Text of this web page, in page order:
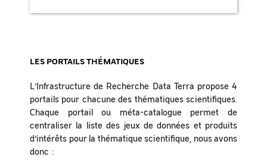
LES PORTAILS THÉMATIQUES
L’Infrastructure de Recherche Data Terra propose 4
portails pour chacune des thématiques scientifiques.
Chaque portail ou méta-catalogue permet de
centraliser la liste des jeux de données et produits
d’intérêts pour la thématique scientifique, nous avons
donc :